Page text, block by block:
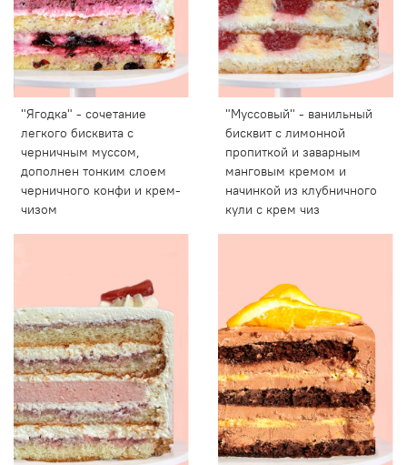
"Ягодка" - сочетание
легкого бисквита с
черничным муссом,
дополнен тонким слоем
черничного конфи и крем-
чизом
"Муссовый" - ванильный
бисквит с лимонной
пропиткой и заварным
манговым кремом и
начинкой из клубничного
кули с крем чиз